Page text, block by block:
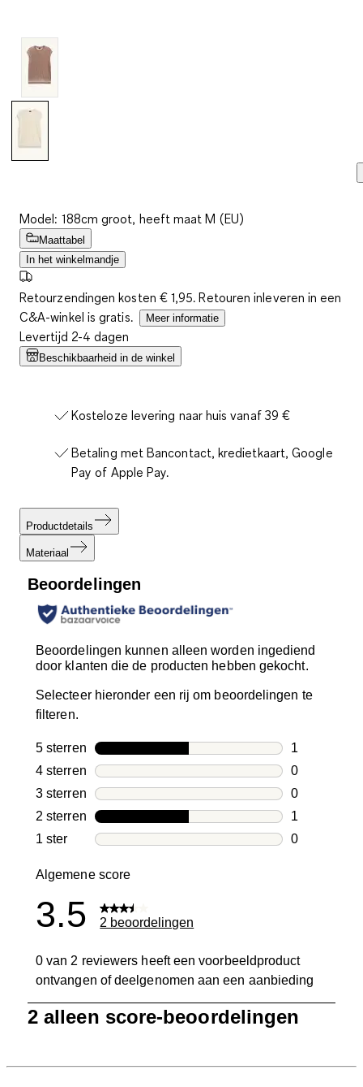
Model: 188cm groot, heeft maat M (EU)
Maattabel
In het winkelmandje
Retourzendingen kosten € 1,95. Retouren inleveren in een
C&A-winkel is gratis.
Meer informatie
Levertijd 2-4 dagen
Beschikbaarheid in de winkel
Kosteloze levering naar huis vanaf 39 €
Betaling met Bancontact, kredietkaart, Google
Pay of Apple Pay.
Productdetails
Materiaal
Beoordelingen
Beoordelingen kunnen alleen worden ingediend
door klanten die de producten hebben gekocht.
Selecteer hieronder een rij om beoordelingen te
filteren.
5 sterren sterren
1
1
4 sterren sterren
0
0
3 sterren sterren
0
0
2 sterren sterren
1
1
1 ster sterren
0
Algemene score
3.5 2 beoordelingen
0 van 2 reviewers heeft een voorbeeldproduct
ontvangen of deelgenomen aan een aanbieding
van
2 alleen score-beoordelingen